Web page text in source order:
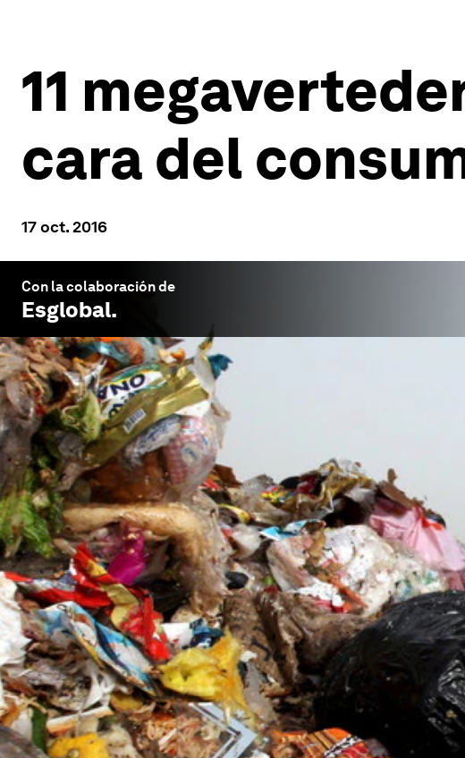
11
cara del
17 oct. 2016
Con la colaboración de
Esglobal.